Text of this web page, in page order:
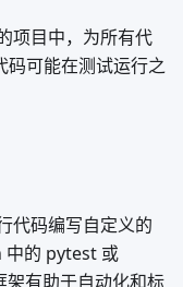
项目中，为所有代
码可能在测试运行之
代码编写自定义的
中的 pytest 或
有助于自动化和标